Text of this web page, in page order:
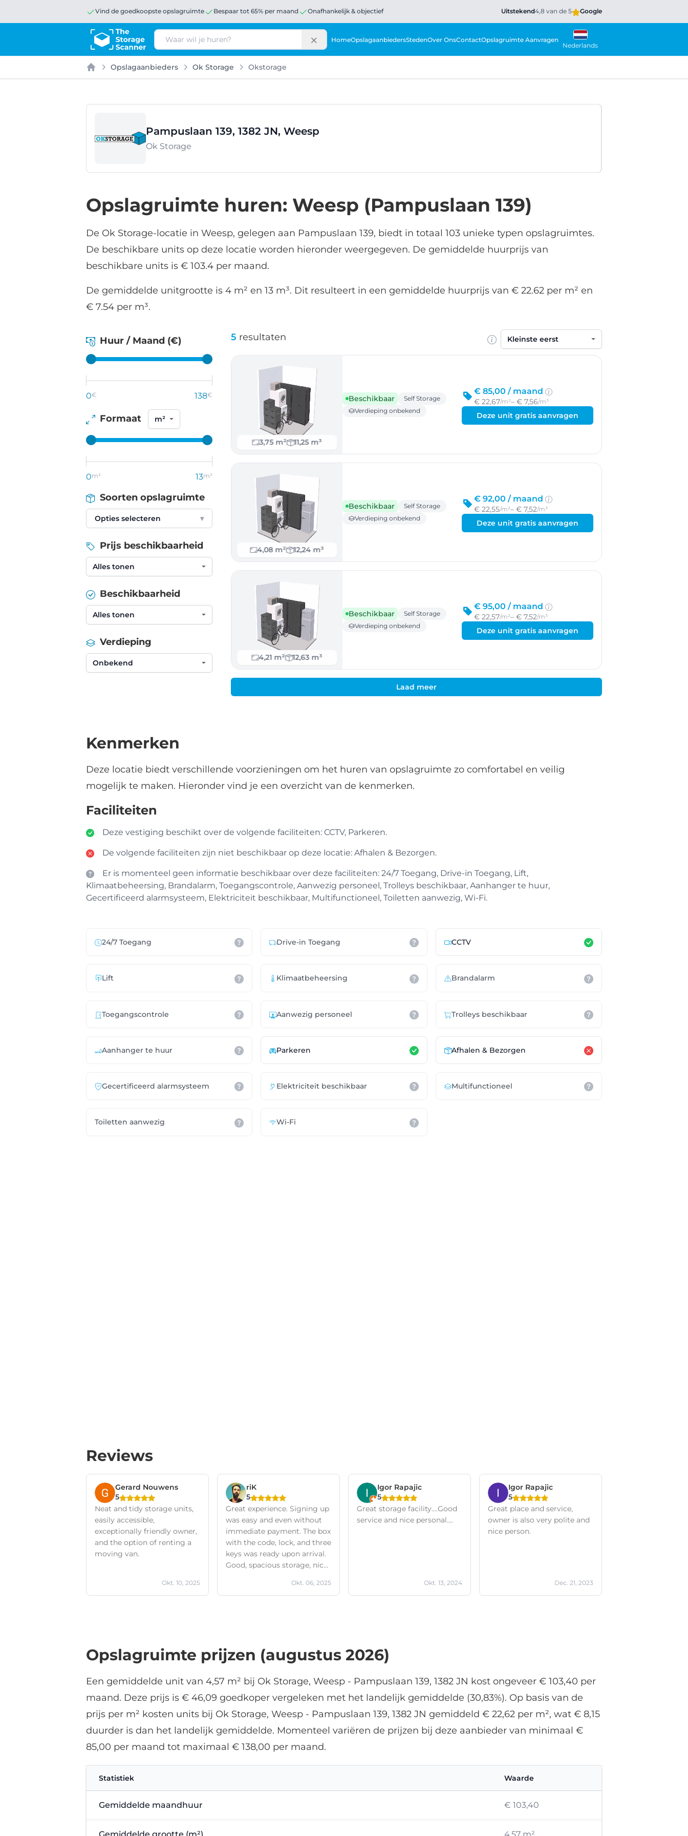
Vind de goedkoopste opslagruimte Bespaar tot 65% per maand Onafhankelijk & objectief Uitstekend4,8 van de 5 Google
Zoeken HomeOpslagaanbiedersStedenOver OnsContactOpslagruimte Aanvragen
Nederlands
Home
Opslagaanbieders Ok Storage Okstorage
Pampuslaan 139, 1382 JN, Weesp
Ok Storage
Opslagruimte huren: Weesp (Pampuslaan 139)
De Ok Storage-locatie in Weesp, gelegen aan Pampuslaan 139, biedt in totaal 103 unieke typen opslagruimtes.
De beschikbare units op deze locatie worden hieronder weergegeven. De gemiddelde huurprijs van
beschikbare units is € 103.4 per maand.
De gemiddelde unitgrootte is 4 m² en 13 m³. Dit resulteert in een gemiddelde huurprijs van € 22.62 per m² en
€ 7.54 per m³.
5 resultaten
Sorteren op
3,75 m² 11,25 m³
Beschikbaar
Self Storage
Verdieping onbekend
€ 85,00 / maand
€ 22,67/m²– € 7,56/m³
Deze unit gratis aanvragen
4,08 m² 12,24 m³
Beschikbaar
Self Storage
Verdieping onbekend
€ 92,00 / maand
€ 22,55/m²– € 7,52/m³
Deze unit gratis aanvragen
4,21 m² 12,63 m³
Beschikbaar
Self Storage
Verdieping onbekend
€ 95,00 / maand
€ 22,57/m²– € 7,52/m³
Deze unit gratis aanvragen
Laad meer
Huur / Maand (€)
0€ 138€
Formaat
0m² 13m²
Soorten opslagruimte
Opties selecteren ▾
Prijs beschikbaarheid
Beschikbaarheid
Verdieping
Kenmerken
Deze locatie biedt verschillende voorzieningen om het huren van opslagruimte zo comfortabel en veilig
mogelijk te maken. Hieronder vind je een overzicht van de kenmerken.
Faciliteiten
Deze vestiging beschikt over de volgende faciliteiten: CCTV, Parkeren.
De volgende faciliteiten zijn niet beschikbaar op deze locatie: Afhalen & Bezorgen.
Er is momenteel geen informatie beschikbaar over deze faciliteiten: 24/7 Toegang, Drive-in Toegang, Lift,
Klimaatbeheersing, Brandalarm, Toegangscontrole, Aanwezig personeel, Trolleys beschikbaar, Aanhanger te huur,
Gecertificeerd alarmsysteem, Elektriciteit beschikbaar, Multifunctioneel, Toiletten aanwezig, Wi-Fi.
24/7 Toegang Drive-in Toegang CCTV
Lift Klimaatbeheersing Brandalarm
Toegangscontrole Aanwezig personeel Trolleys beschikbaar
Aanhanger te huur Parkeren Afhalen & Bezorgen
Gecertificeerd alarmsysteem Elektriciteit beschikbaar Multifunctioneel
Toiletten aanwezig Wi-Fi
Reviews
Gerard Nouwens
5
Neat and tidy storage units,
easily accessible,
exceptionally friendly owner,
and the option of renting a
moving van.
Okt. 10, 2025
riK
5
Great experience. Signing up
was easy and even without
immediate payment. The box
with the code, lock, and three
keys was ready upon arrival.
Good, spacious storage, nice
of free use of the spacious
trailer was absolutely
Okt. 06, 2025
Igor Rapajic
5
Great storage facility....Good
service and nice personal....
Okt. 13, 2024
Igor Rapajic
5
Great place and service,
owner is also very polite and
nice person.
Dec. 21, 2023
Opslagruimte prijzen (augustus 2026)
Een gemiddelde unit van 4,57 m² bij Ok Storage, Weesp - Pampuslaan 139, 1382 JN kost ongeveer € 103,40 per
maand. Deze prijs is € 46,09 goedkoper vergeleken met het landelijk gemiddelde (30,83%). Op basis van de
prijs per m² kosten units bij Ok Storage, Weesp - Pampuslaan 139, 1382 JN gemiddeld € 22,62 per m², wat € 8,15
duurder is dan het landelijk gemiddelde. Momenteel variëren de prijzen bij deze aanbieder van minimaal €
85,00 per maand tot maximaal € 138,00 per maand.
Statistiek Waarde
Gemiddelde maandhuur € 103,40
Gemiddelde grootte (m²) 4,57 m²